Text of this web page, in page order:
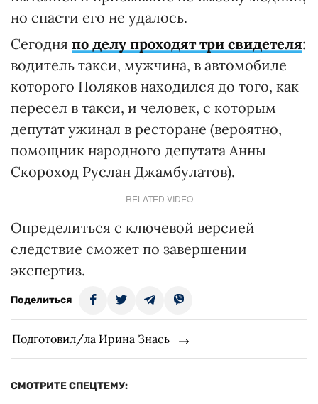
но спасти его не удалось.
Сегодня по делу проходят три свидетеля:
водитель такси, мужчина, в автомобиле
которого Поляков находился до того, как
пересел в такси, и человек, с которым
депутат ужинал в ресторане (вероятно,
помощник народного депутата Анны
Скороход Руслан Джамбулатов).
RELATED VIDEO
Определиться с ключевой версией
следствие сможет по завершении
экспертиз.
Поделиться
Подготовил/ла Ирина Знась
СМОТРИТЕ СПЕЦТЕМУ: